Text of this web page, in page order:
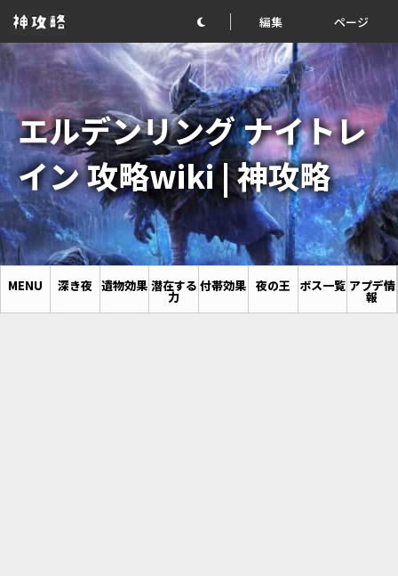
編集 ページ
エルデンリング ナイトレ
イン 攻略wiki | 神攻略
MENU 深き夜 遺物効果 潜在する
力
付帯効果 夜の王 ボス一覧 アプデ情
報